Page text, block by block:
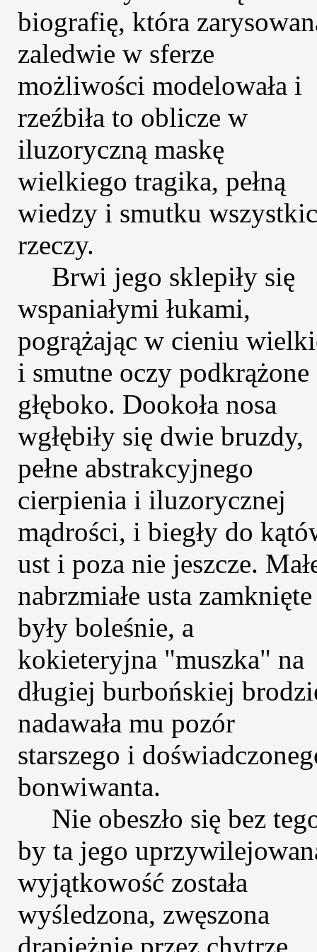
biografię, która
zaledwie w sferze
możliwości modelowała i
rzeźbiła to oblicze w
iluzoryczną maskę
wielkiego tragika, pełną
wiedzy i smutku
rzeczy.
Brwi jego sklepiły się
wspaniałymi łukami,
pogrążając w cieniu
i smutne oczy podkrążone
głęboko. Dookoła nosa
wgłębiły się dwie bruzdy,
pełne abstrakcyjnego
cierpienia i iluzorycznej
mądrości, i biegły do
ust i poza nie jeszcze.
nabrzmiałe usta zamknięte
były boleśnie, a
kokieteryjna "muszka" na
długiej burbońskiej
nadawała mu pozór
starszego i
bonwiwanta.
Nie obeszło się bez
by ta jego
wyjątkowość została
wyśledzona, zwęszona
drapieżnie przez chytrze